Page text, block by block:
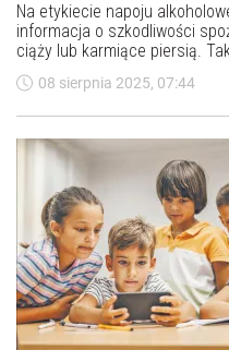
Na etykiecie napoju
informacja o szkodliwości
ciąży lub karmiące piersią.
Senat projekt zmian ustawy o
przeciwdziałaniu alkoholizmowi.
08 sierpnia 2025, 07:44